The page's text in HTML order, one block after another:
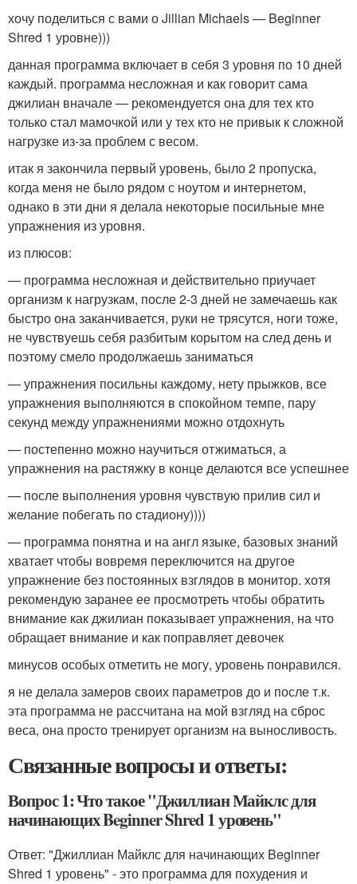
хочу поделиться с вами о Jillian Michaels — Beginner
Shred 1 уровне)))
данная программа включает в себя 3 уровня по 10 дней
каждый. программа несложная и как говорит сама
джилиан вначале — рекомендуется она для тех кто
только стал мамочкой или у тех кто не привык к сложной
нагрузке из-за проблем с весом.
итак я закончила первый уровень, было 2 пропуска,
когда меня не было рядом с ноутом и интернетом,
однако в эти дни я делала некоторые посильные мне
упражнения из уровня.
из плюсов:
— программа несложная и действительно приучает
организм к нагрузкам, после 2-3 дней не замечаешь как
быстро она заканчивается, руки не трясутся, ноги тоже,
не чувствуешь себя разбитым корытом на след день и
поэтому смело продолжаешь заниматься
— упражнения посильны каждому, нету прыжков, все
упражнения выполняются в спокойном темпе, пару
секунд между упражнениями можно отдохнуть
— постепенно можно научиться отжиматься, а
упражнения на растяжку в конце делаются все успешнее
— после выполнения уровня чувствую прилив сил и
желание побегать по стадиону))))
— программа понятна и на англ языке, базовых знаний
хватает чтобы вовремя переключится на другое
упражнение без постоянных взглядов в монитор. хотя
рекомендую заранее ее просмотреть чтобы обратить
внимание как джилиан показывает упражнения, на что
обращает внимание и как поправляет девочек
минусов особых отметить не могу, уровень понравился.
я не делала замеров своих параметров до и после т.к.
эта программа не рассчитана на мой взгляд на сброс
веса, она просто тренирует организм на выносливость.
Связанные вопросы и ответы:
Вопрос 1: Что такое "Джиллиан Майклс для
начинающих Beginner Shred 1 уровень"
Ответ: "Джиллиан Майклс для начинающих Beginner
Shred 1 уровень" - это программа для похудения и